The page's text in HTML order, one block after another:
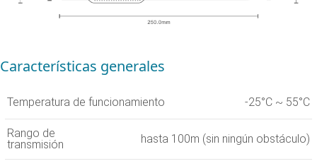
Características generales
Temperatura de funcionamiento -25°C ~ 55°C
Rango de
transmisión
hasta 100m (sin ningún obstáculo)